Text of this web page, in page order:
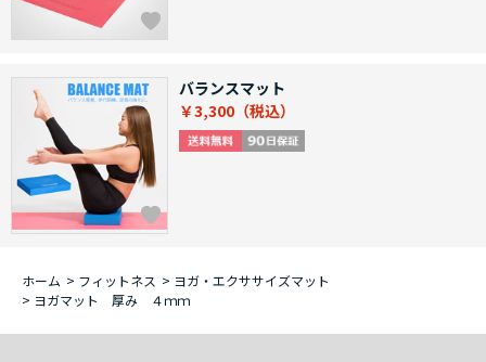
バランスマット
￥3,300
ホーム > フィットネス > ヨガ・エクササイズマット
> ヨガマット 厚み ４ｍｍ